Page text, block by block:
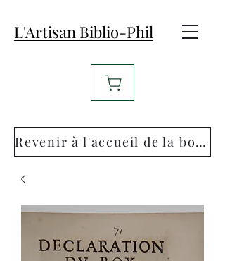
L'Artisan Biblio-Phil
Revenir à l'accueil de la boutique